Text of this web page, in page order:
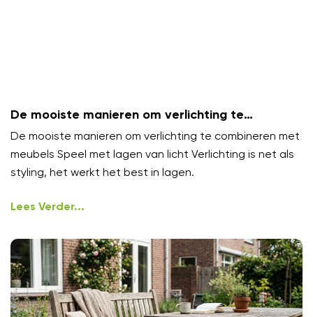
De mooiste manieren om verlichting te
combineren met meubels
De mooiste manieren om verlichting te combineren met
meubels Speel met lagen van licht Verlichting is net als
styling, het werkt het best in lagen.
Lees Verder...